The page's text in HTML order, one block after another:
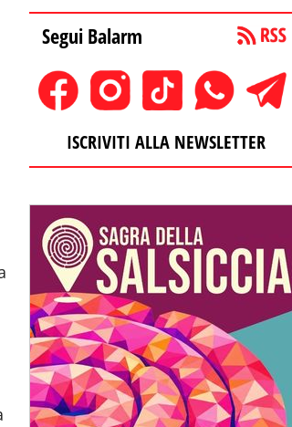
Segui Balarm
ISCRIVITI ALLA NEWSLETTER